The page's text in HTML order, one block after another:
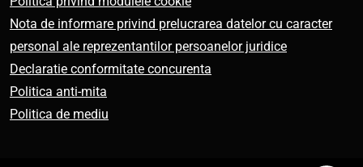
Nota de informare privind prelucrarea datelor cu caracter
personal ale reprezentantilor persoanelor juridice
Declaratie conformitate concurenta
Politica anti-mita
Politica de mediu